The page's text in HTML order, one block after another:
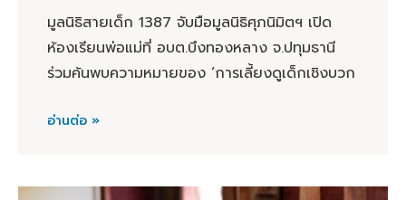
มูลนิธิสายเด็ก 1387 จับมือมูลนิธิศุภนิมิตฯ เปิด
ห้องเรียนพ่อแม่ที่ อบต.บึงทองหลาง จ.ปทุมธานี
ร่วมค้นพบความหมายของ ‘การเลี้ยงดูเด็กเชิงบวก
อ่านต่อ »